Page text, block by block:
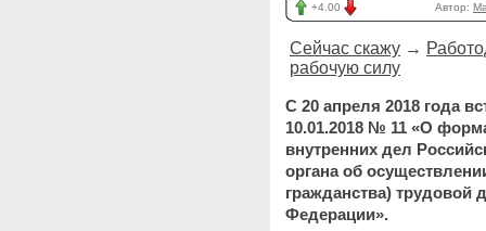
+4.00 Автор:
Сейчас скажу →
рабочую силу
С 20 апреля 2018 года
10.01.2018 № 11 «О
внутренних дел
органа об
гражданства) трудовой
Федерации».